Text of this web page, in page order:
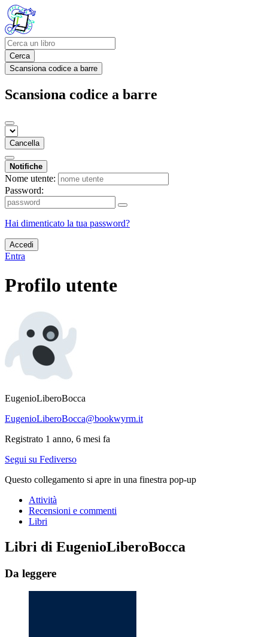
Cerca
Scansiona codice a barre
Scansiona codice a barre
Cancella
Notifiche
Nome utente:
Password:
Hai dimenticato la tua password?
Accedi
Entra
Profilo utente
EugenioLiberoBocca
EugenioLiberoBocca@bookwyrm.it
Registrato 1 anno, 6 mesi fa
Segui su Fediverso
Questo collegamento si apre in una finestra pop-up
Attività
Recensioni e commenti
Libri
Libri di EugenioLiberoBocca
Da leggere